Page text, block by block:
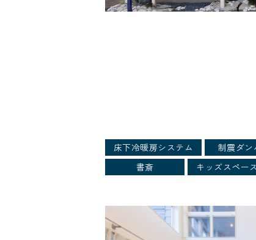
床下冷暖房システム 制震ダン
書斎
キッズスペース